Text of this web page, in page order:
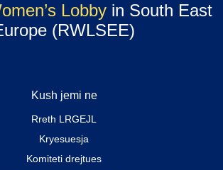
Lobby in South East
(RWLSEE)
Kush jemi ne
Rreth LRGEJL
Kryesuesja
Komiteti drejtues